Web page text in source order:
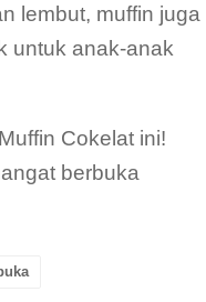
lembut, muffin juga
untuk anak-anak
Cokelat ini!
berbuka